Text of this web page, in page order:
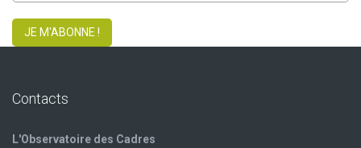
JE M'ABONNE !
Contacts
L'Observatoire des Cadres